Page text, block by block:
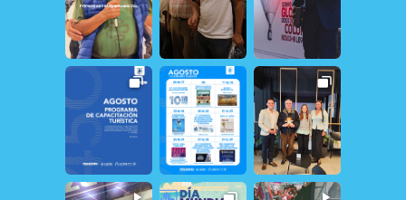
17 10 1 151 1
30 0 21 1 22 0